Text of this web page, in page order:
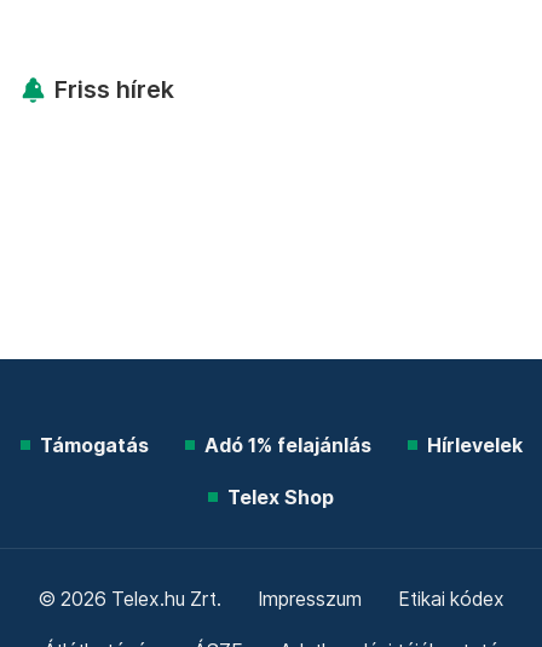
Friss hírek
Támogatás Adó 1% felajánlás Hírlevelek
Telex Shop
© 2026 Telex.hu Zrt. Impresszum Etikai kódex